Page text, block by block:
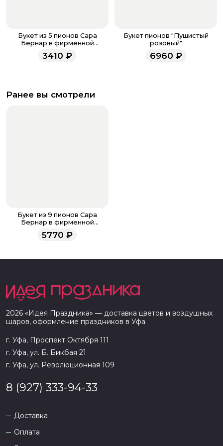
Букет из 5 пионов Сара
Бернар в фирменной
упаковке
3410 ₽
Букет пионов "Пушистый
розовый"
6960 ₽
Ранее вы смотрели
Букет из 9 пионов Сара
Бернар в фирменной
5770 ₽
2026 «Идея Праздника» — доставка цветов и воздушных
шаров, оформление праздников в Уфа
г. Уфа, Проспект Октября 111
г. Уфа, ул. Б. Бикбая 21
г. Уфа, ул. Революционная 109
8 (927) 333-94-33
Доставка
Оплата